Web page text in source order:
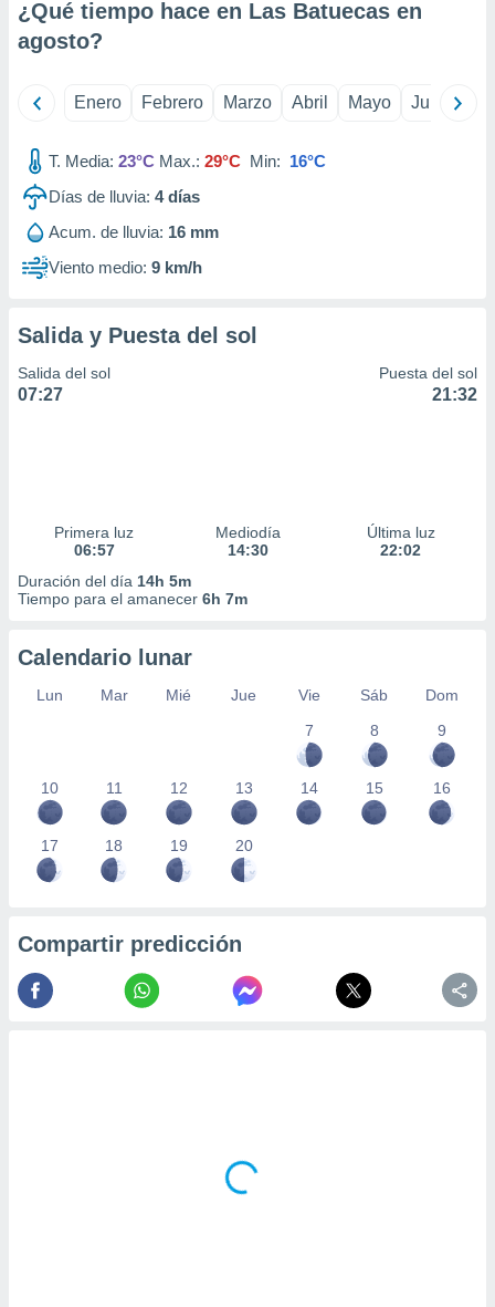
utilizar
uso de
contenido
medir el
de la
el
de
de
de
e
mediante
1199
¿Qué tiempo hace en Las Batuecas en
agosto?
Enero Febrero Marzo Abril Mayo Junio
T. Media: 23°C Max.: 29°C Min: 16°C
Días de lluvia: 4días
Acum. de lluvia: 16 mm
Viento medio: 9 km/h
Salida y Puesta del sol
Salida del sol
07:27
Puesta del sol
21:32
Primera luz
06:57
Mediodía
14:30
Última luz
22:02
Duración del día 14h 5m
Tiempo para el amanecer 6h 7m
Calendario lunar
Lun Mar Mié Jue Vie Sáb
Dom
7
8 9
10 11 12 13 14 15 16
17 18 19 20
Compartir predicción